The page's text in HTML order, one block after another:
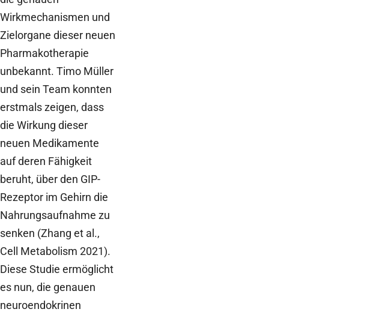
Wirkmechanismen und
Zielorgane dieser neuen
Pharmakotherapie
unbekannt. Timo Müller
und sein Team konnten
erstmals zeigen, dass
die Wirkung dieser
neuen Medikamente
auf deren Fähigkeit
beruht, über den GIP-
Rezeptor im Gehirn die
Nahrungsaufnahme zu
senken (Zhang et al.,
Cell Metabolism 2021).
Diese Studie ermöglicht
es nun, die genauen
neuroendokrinen